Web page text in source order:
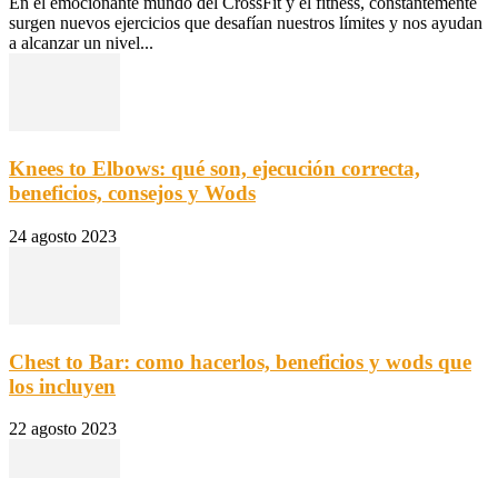
surgen nuevos ejercicios que desafían nuestros límites y nos ayudan
a alcanzar un nivel...
Knees to Elbows: qué son, ejecución correcta,
beneficios, consejos y Wods
24 agosto 2023
Chest to Bar: como hacerlos, beneficios y wods que
los incluyen
22 agosto 2023